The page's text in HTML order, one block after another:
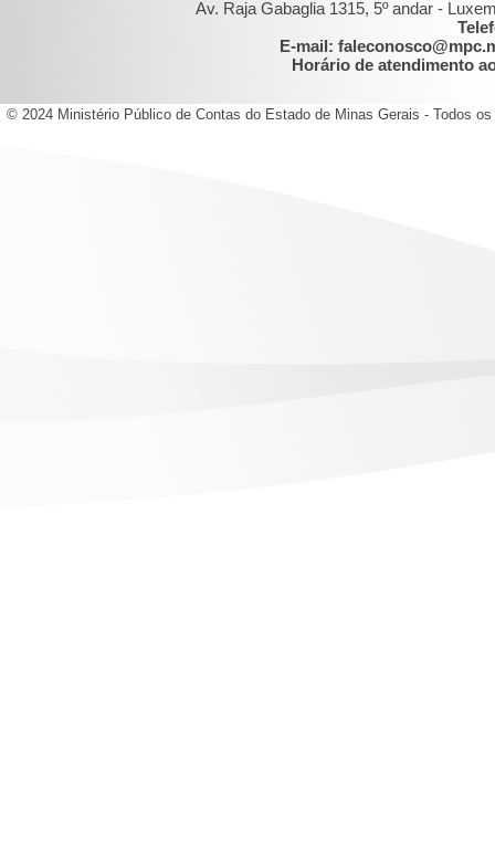
Av. Raja Gabaglia 1315, 5º andar -
E-mail:
Horário de atendimento
© 2024 Ministério Público de Contas do Estado de Minas Gerais - Todos